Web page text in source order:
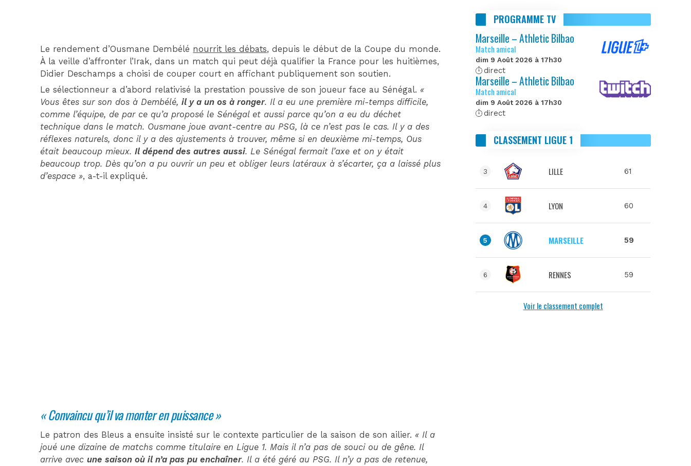
Le rendement d’Ousmane Dembélé nourrit les débats, depuis le début de la Coupe du monde.
À la veille d’affronter l’Irak, dans un match qui peut déjà qualifier la France pour les huitièmes,
Didier Deschamps a choisi de couper court en affichant publiquement son soutien.
Le sélectionneur a d’abord relativisé la prestation poussive de son joueur face au Sénégal. «
Vous êtes sur son dos à Dembélé,il y a un os à ronger. Il a eu une première mi-temps difficile,
comme l’équipe, de par ce qu’a proposé le Sénégal et aussi parce qu’on a eu du déchet
technique dans le match. Ousmane joue avant-centre au PSG, là ce n’est pas le cas. Il y a des
réflexes naturels, donc il y a des ajustements à trouver, même si en deuxième mi-temps, Ous
était beaucoup mieux.Il dépend des autres aussi. Le Sénégal fermait l’axe et on y était
beaucoup trop. Dès qu’on a pu ouvrir un peu et obliger leurs latéraux à s’écarter, ça a laissé plus
d’espace », a-t-il expliqué.
« Convaincu qu’il va monter en puissance »
Le patron des Bleus a ensuite insisté sur le contexte particulier de la saison de son ailier. « Il a
joué une dizaine de matchs comme titulaire en Ligue 1. Mais il n’a pas de souci ou de gêne. Il
arrive avecune saison où il n’a pas pu enchaîner. Il a été géré au PSG. Il n’y a pas de retenue,
PROGRAMME TV
Marseille – Athletic Bilbao
Match amical
dim 9 Août 2026 à 17h30
direct
Marseille – Athletic Bilbao
Match amical
dim 9 Août 2026 à 17h30
direct
CLASSEMENT LIGUE 1
3 LILLE 61
4 LYON 60
5 MARSEILLE 59
6 RENNES 59
Voir le classement complet